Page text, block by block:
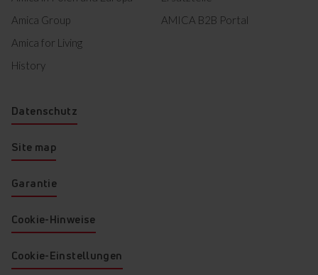
Amica Group
Amica for Living
History
AMICA B2B Portal
Datenschutz
Site map
Garantie
Cookie-Hinweise
Cookie-Einstellungen